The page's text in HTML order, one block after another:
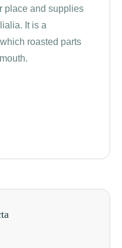
place and supplies
It is a
roasted parts